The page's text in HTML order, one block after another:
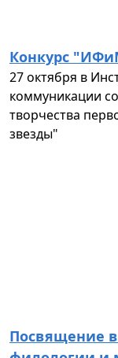
Конкурс
27 октября в
коммуникации
творчества
звезды"
Посвящение в